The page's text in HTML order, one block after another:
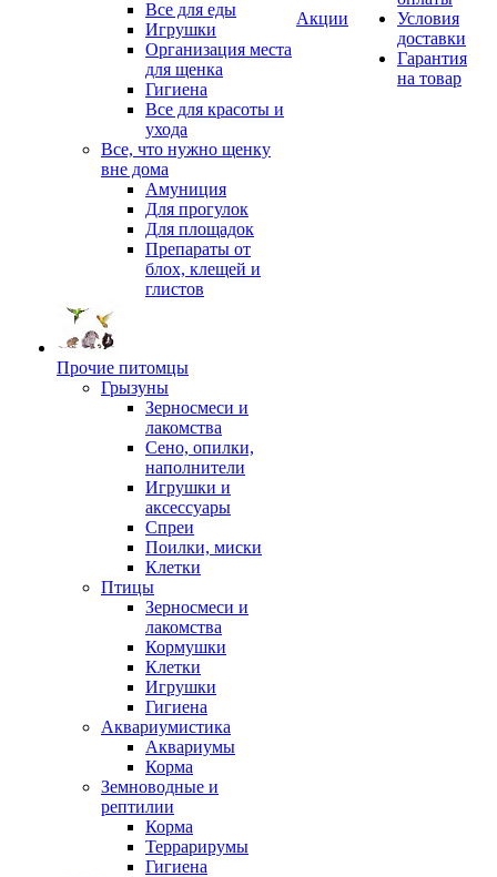
Все для еды
Игрушки
Организация места
для щенка
Гигиена
Все для красоты и
ухода
Все, что нужно щенку
вне дома
Амуниция
Для прогулок
Для площадок
Препараты от
блох, клещей и
глистов
Прочие питомцы
Грызуны
Зерносмеси и
лакомства
Сено, опилки,
наполнители
Игрушки и
аксессуары
Спреи
Поилки, миски
Клетки
Птицы
Зерносмеси и
лакомства
Кормушки
Клетки
Игрушки
Гигиена
Аквариумистика
Аквариумы
Корма
Земноводные и
рептилии
Корма
Террарирумы
Гигиена
Акции
Условия
доставки
Гарантия
на товар